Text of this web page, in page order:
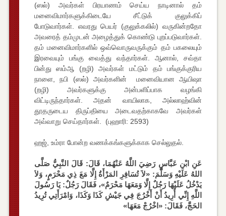
(ஸல்) அவர்கள் பிரயாணம் செய்ய நாடினால் தம்
மனைவிமார்களுக்கிடையே சீட்டுக் குலுக்கிப்
போடுவார்கள். எவரது பெயர் (குலுக்கலில்) வருகின்றதோ
அவரைத் தம்முடன் அழைத்துக் கொண்டு புறப்படுவார்கள்.
தம் மனைவிமார்களில் ஒவ்வொருவருக்கும் தம் பகலையும்
இரவையும் பங்கு வைத்து வந்தார்கள். ஆனால், சவ்தா
பின்து ஸம்ஆ (றழி) அவர்கள் மட்டும் தம் பங்குக்குரிய
நாளை, நபி (ஸல்) அவர்களின் மனைவியான ஆயிஷா
(றழி) அவர்களுக்கு அன்பளிப்பாக வழங்கி
விட்டிருந்தார்கள். அதன் வாயிலாக, அல்லாஹ்வின்
தூதருடைய திருப்தியை அடைவதற்காகவே அவர்கள்
அவ்வாறு செய்தார்கள். (புஹாரி: 2593)
ஹஜ், உம்ரா போன்ற வணக்கங்களுக்காக செல்லுதல்.
عَنِ ابْنِ عَبَّاسٍ رَضِيَ اللَّهُ عَنْهُمَا، قَالَ: قَالَ النَّبِيُّ صَلَّى
اللهُ عَلَيْهِ وَسَلَّمَ: «لاَ تُسَافِرِ المَرْأَةُ إِلَّا مَعَ ذِي مَحْرَمٍ، وَلاَ
يَدْخُلُ عَلَيْهَا رَجُلٌ إِلَّا وَمَعَهَا مَحْرَمٌ»، فَقَالَ رَجُلٌ: يَا رَسُولَ
اللَّهِ إِنِّي أُرِيدُ أَنْ أَخْرُجَ فِي جَيْشِ كَذَا وَكَذَا، وَامْرَأَتِي تُرِيدُ
الحَجَّ، فَقَالَ: «اخْرُجْ مَعَهَا»